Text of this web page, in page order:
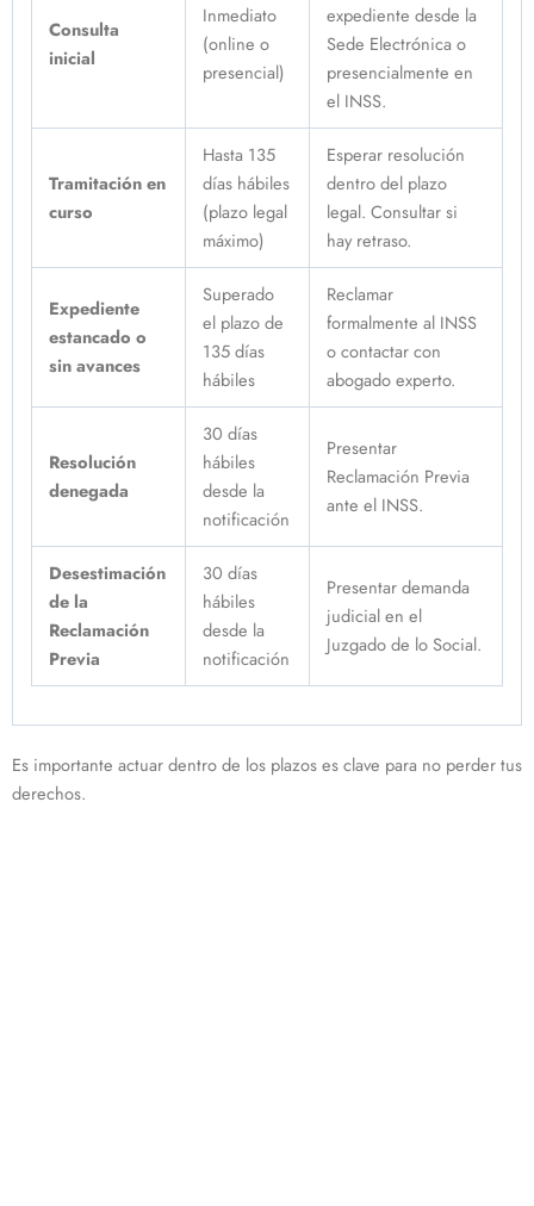
Consulta
inicial
Inmediato
(online o
presencial)
expediente desde la
Sede Electrónica o
presencialmente en
el INSS.
Tramitación en
curso
Hasta 135
días hábiles
(plazo legal
máximo)
Esperar resolución
dentro del plazo
legal. Consultar si
hay retraso.
Expediente
estancado o
sin avances
Superado
el plazo de
135 días
hábiles
Reclamar
formalmente al INSS
o contactar con
abogado experto.
Resolución
denegada
30 días
hábiles
desde la
notificación
Presentar
Reclamación Previa
ante el INSS.
Desestimación
de la
Reclamación
Previa
30 días
hábiles
desde la
notificación
Presentar demanda
judicial en el
Juzgado de lo Social.
Es importante actuar dentro de los plazos es clave para no perder tus
derechos.